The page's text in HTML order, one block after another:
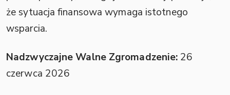
że sytuacja finansowa wymaga istotnego
wsparcia.
Nadzwyczajne Walne Zgromadzenie: 26
czerwca 2026